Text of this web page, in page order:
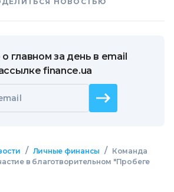
главном за день в email
finance.ua
/ Личные финансы /
Команда
в благотворительном "Пробеге